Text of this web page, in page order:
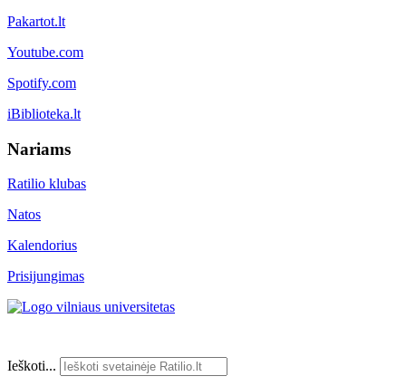
Pakartot.lt
Youtube.com
Spotify.com
iBiblioteka.lt
Nariams
Ratilio klubas
Natos
Kalendorius
Prisijungimas
Ieškoti...